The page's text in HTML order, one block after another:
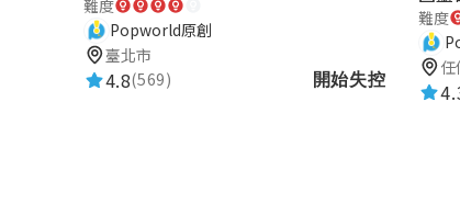
難度
Popworld原創
臺北市
4.8(569) 開始失控
難度